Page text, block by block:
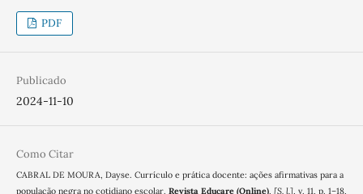
PDF
Publicado
2024-11-10
Como Citar
CABRAL DE MOURA, Dayse. Currículo e prática docente: ações afirmativas para a
população negra no cotidiano escolar. Revista Educare (Online), [S. l.], v. 11, p. 1–18,